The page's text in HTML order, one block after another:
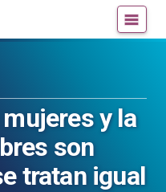
y la
son
tratan igual